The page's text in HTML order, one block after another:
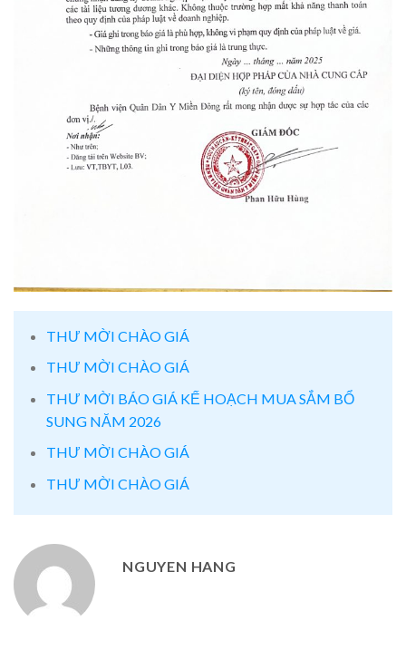
THƯ MỜI CHÀO GIÁ
THƯ MỜI CHÀO GIÁ
THƯ MỜI BÁO GIÁ KẾ HOẠCH MUA SẮM BỔ
SUNG NĂM 2026
THƯ MỜI CHÀO GIÁ
THƯ MỜI CHÀO GIÁ
NGUYEN HANG